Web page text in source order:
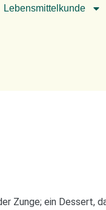
Lebensmittelkunde
Zunge; ein Dessert,